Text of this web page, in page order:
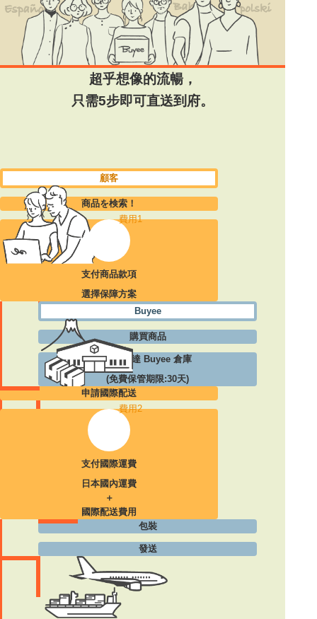
超乎想像的流暢，
只需5步即可直送到府。
顧客
商品を検索！
費用1
支付商品款項
選擇保障方案
Buyee
購買商品
包裹送達 Buyee 倉庫
(免費保管期限:30天)
申請國際配送
費用2
支付國際運費
日本國內運費
＋
國際配送費用
包裝
發送